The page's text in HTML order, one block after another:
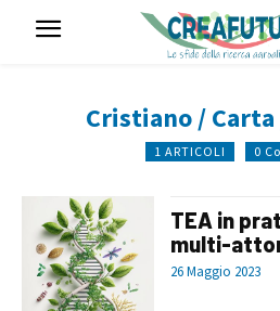
Cristiano /
1 ARTICOLI 0
TEA in
multi-
26 Maggio 2023